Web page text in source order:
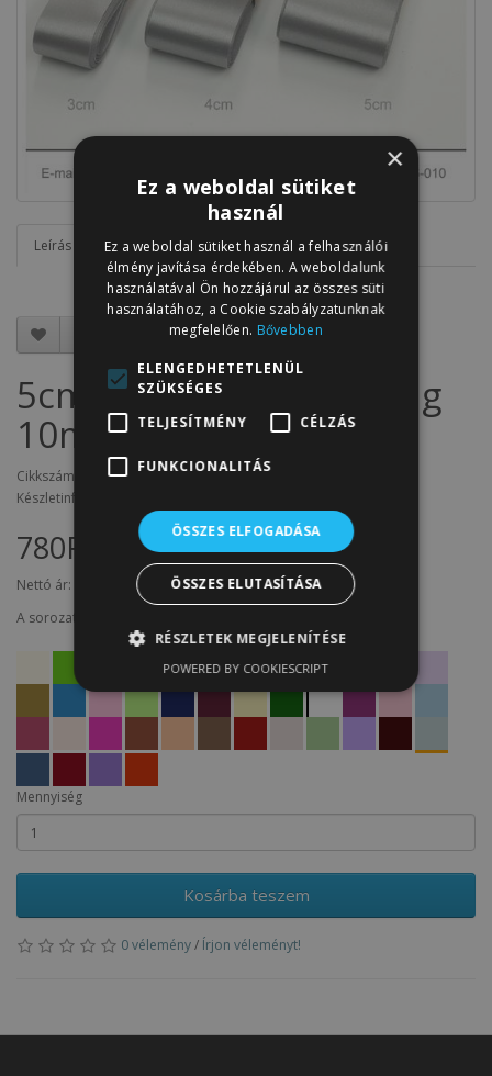
Leírás Vélemények (0)
5cm széles szatén szalag
10m C03-ezüst
Cikkszám: SZ5.C03
Készletinfó: 9
780Ft
Nettó ár:
A sorozat termékei
Mennyiség
Kosárba teszem
0 vélemény/ Írjon véleményt!
×
Ez a weboldal sütiket
használ
Ez a weboldal sütiket használ a felhasználói
élmény javítása érdekében. A weboldalunk
használatával Ön hozzájárul az összes süti
használatához, a Cookie szabályzatunknak
megfelelően. Bővebben
ELENGEDHETETLENÜL
SZÜKSÉGES
TELJESÍTMÉNY
CÉLZÁS
FUNKCIONALITÁS
ÖSSZES ELFOGADÁSA
ÖSSZES ELUTASÍTÁSA
RÉSZLETEK MEGJELENÍTÉSE
POWERED BY COOKIESCRIPT